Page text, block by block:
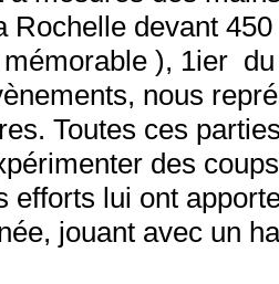
Rochelle devant
), 1ier
nous
Toutes ces
des
efforts lui ont
jouant avec un